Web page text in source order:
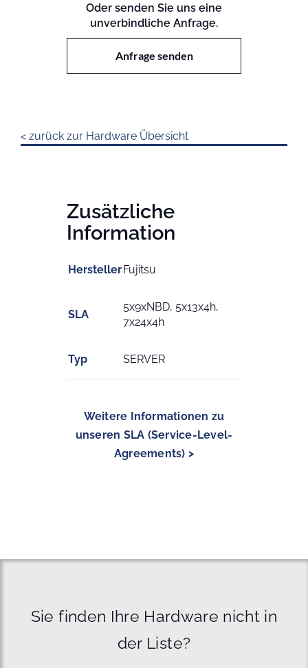
Oder senden Sie uns eine
unverbindliche Anfrage.
Anfrage senden
< zurück zur Hardware Übersicht
Zusätzliche
Information
HerstellerFujitsu
SLA
5x9xNBD, 5x13x4h,
7x24x4h
Typ SERVER
Weitere Informationen zu
unseren SLA (Service-Level-
Agreements) >
Sie finden Ihre Hardware nicht in
der Liste?